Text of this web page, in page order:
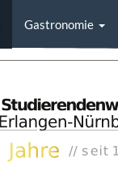
Gastronomie